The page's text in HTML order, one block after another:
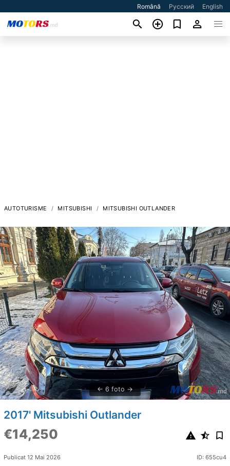
Română Русский English
AUTOTURISME MITSUBISHI MITSUBISHI OUTLANDER
6 foto
2017' Mitsubishi Outlander
€14,250
Publicat 12 Mai 2026 ID: 655cu4